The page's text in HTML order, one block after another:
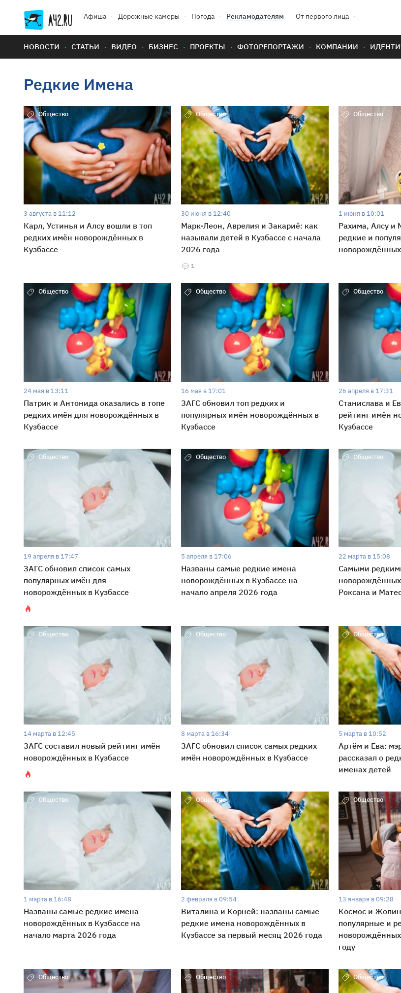
Афиша Дорожные камеры Погода Рекламодателям От первого лица
НОВОСТИ СТАТЬИ ВИДЕО БИЗНЕС ПРОЕКТЫ ФОТОРЕПОРТАЖИ КОМПАНИИ
Редкие Имена
Общество
3 августа в 11:12
Карл, Устинья и Алсу вошли в топ
редких имён новорождённых в
Кузбассе
Общество
30 июня в 12:40
Марк-Леон, Аврелия и Закариё: как
называли детей в Кузбассе с начала
2026 года
1
Общество
1 июня в 10:01
Рахима, Алсу и
редкие и
новорождённых
Общество
24 мая в 13:11
Патрик и Антонида оказались в топе
редких имён для новорождённых в
Кузбассе
Общество
16 мая в 17:01
ЗАГС обновил топ редких и
популярных имён новорождённых в
Кузбассе
Общество
26 апреля в 17:31
Станислава и
рейтинг имён
Кузбассе
Общество
19 апреля в 17:47
ЗАГС обновил список самых
популярных имён для
новорождённых в Кузбассе
Общество
5 апреля в 17:06
Названы самые редкие имена
новорождённых в Кузбассе на
начало апреля 2026 года
Общество
22 марта в 15:08
Самыми
новорождённых
Роксана и
Общество
14 марта в 12:45
ЗАГС составил новый рейтинг имён
новорождённых в Кузбассе
Общество
8 марта в 16:34
ЗАГС обновил список самых редких
имён новорождённых в Кузбассе
Общество
5 марта в 10:52
Артём и Ева:
рассказал о
именах детей
Общество
1 марта в 16:48
Названы самые редкие имена
новорождённых в Кузбассе на
начало марта 2026 года
Общество
2 февраля в 09:54
Виталина и Корней: названы самые
редкие имена новорождённых в
Кузбассе за первый месяц 2026 года
Общество
13 января в 09:28
Космос и
популярные и
году
Общество Общество Общество